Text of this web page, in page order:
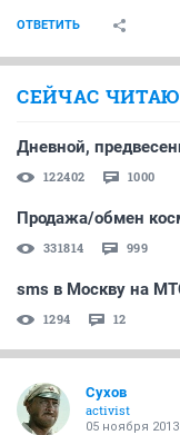
ОТВЕТИТЬ
СЕЙЧАС
Дневной,
122402 1000
Продажа/обмен
331814 999
sms в Москву на
1294 12
Сухов
activist
05 ноября 2013